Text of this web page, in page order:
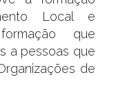
Local e
que
a pessoas que
de